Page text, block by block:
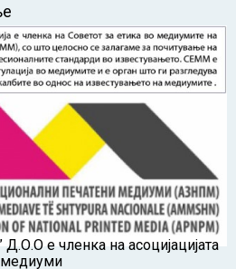
е членка на асоцијацијата
медиуми